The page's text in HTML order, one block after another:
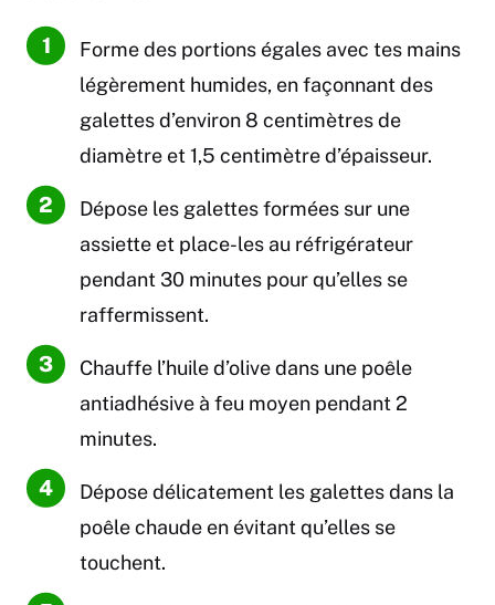
Forme des portions égales avec tes mains
légèrement humides, en façonnant des
galettes d’environ 8 centimètres de
diamètre et 1,5 centimètre d’épaisseur.
Dépose les galettes formées sur une
assiette et place-les au réfrigérateur
pendant 30 minutes pour qu’elles se
raffermissent.
Chauffe l’huile d’olive dans une poêle
antiadhésive à feu moyen pendant 2
minutes.
Dépose délicatement les galettes dans la
poêle chaude en évitant qu’elles se
touchent.